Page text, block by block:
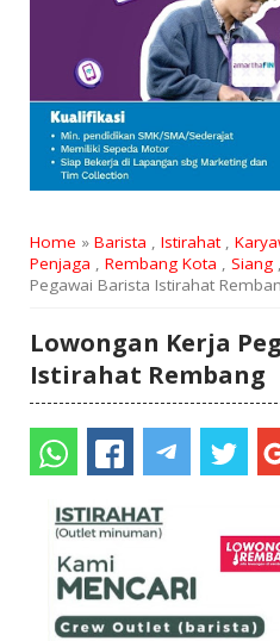
Home » Barista , Istirahat,
Penjaga , Rembang Kota , Siang,
Pegawai Barista Istirahat
Lowongan Kerja
Istirahat Rembang